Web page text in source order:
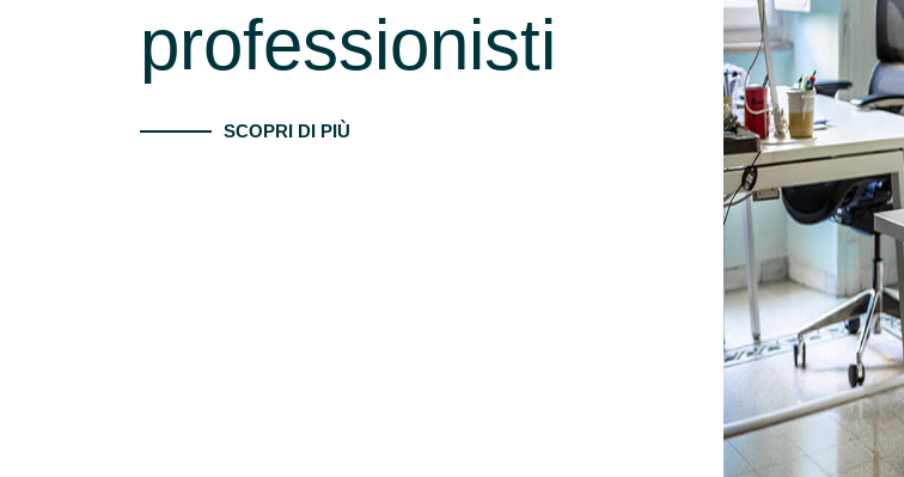
professionisti
SCOPRI DI PIÙ